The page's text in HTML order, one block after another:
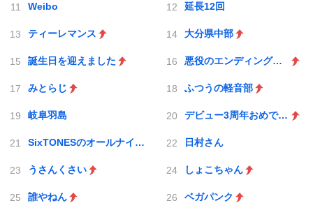
Weibo 延長12回
ティーレマンス 大分県中部
誕生日を迎えました 悪役のエンディングは死のみ
みとらじ ふつうの軽音部
岐阜羽島 デビュー3周年おめでとう
SixTONESのオールナイトニッポン 日村さん
うさんくさい しょこちゃん
誰やねん ベガパンク